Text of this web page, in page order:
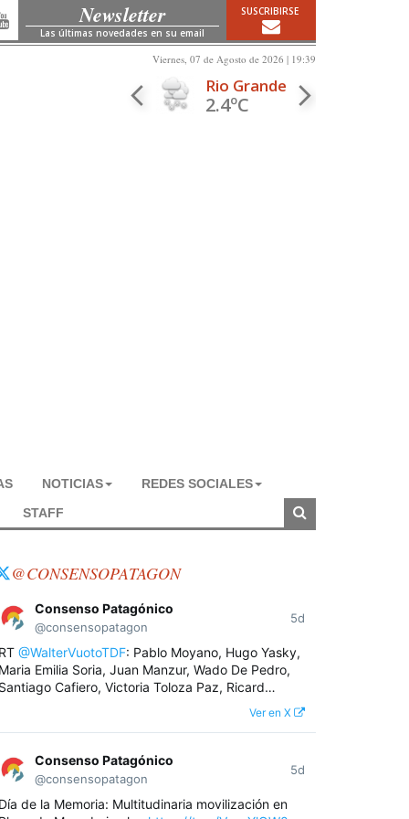
Newsletter
Las últimas novedades en su email
SUSCRIBIRSE
Viernes, 07 de Agosto de 2026 | 19:39
Rio Grande
2.4ºC
NOTICIAS
REDES SOCIALES
STAFF
@CONSENSOPATAGON
Consenso Patagónico
@consensopatagon
5d
RT @WalterVuotoTDF: Pablo Moyano, Hugo Yasky,
Maria Emilia Soria, Juan Manzur, Wado De Pedro,
Santiago Cafiero, Victoria Toloza Paz, Ricard…
Ver en X
Consenso Patagónico
@consensopatagon
5d
Día de la Memoria: Multitudinaria movilización en